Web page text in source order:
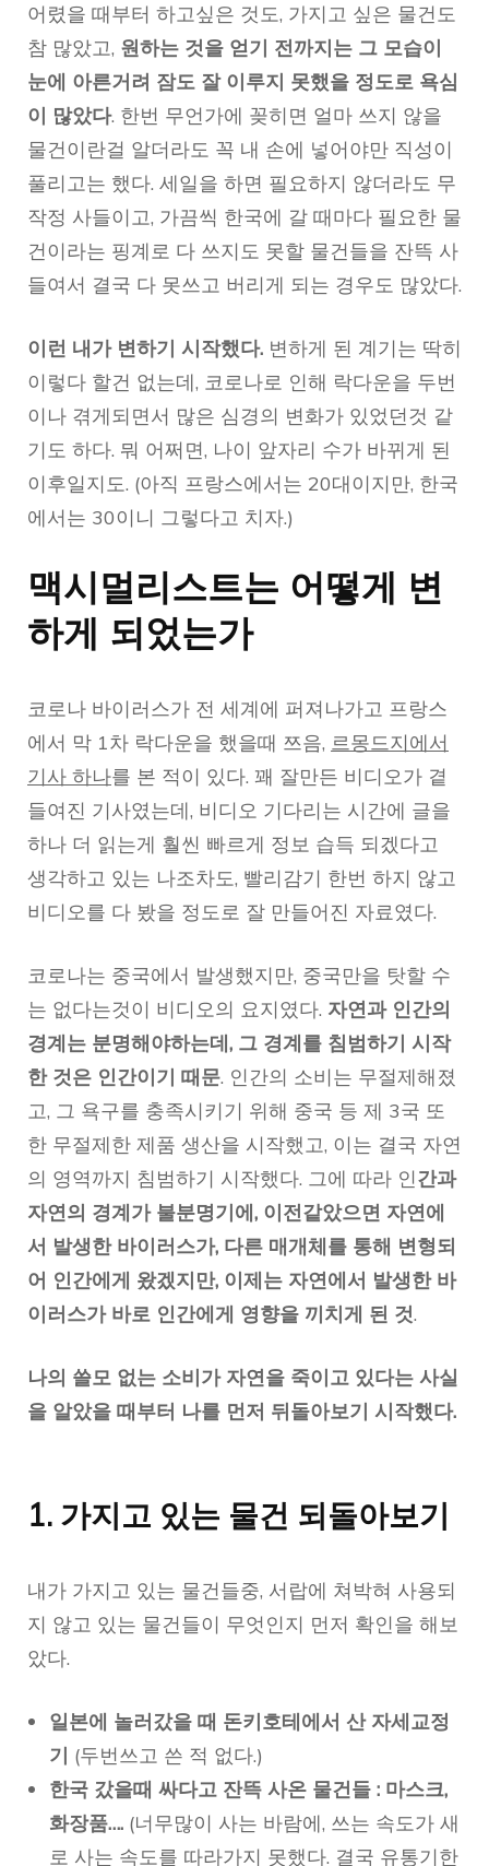
어렸을 때부터 하고싶은 것도, 가지고 싶은 물건도
참 많았고, 원하는 것을 얻기 전까지는 그 모습이
눈에 아른거려 잠도 잘 이루지 못했을 정도로 욕심
이 많았다. 한번 무언가에 꽂히면 얼마 쓰지 않을
물건이란걸 알더라도 꼭 내 손에 넣어야만 직성이
풀리고는 했다. 세일을 하면 필요하지 않더라도 무
작정 사들이고, 가끔씩 한국에 갈 때마다 필요한 물
건이라는 핑계로 다 쓰지도 못할 물건들을 잔뜩 사
들여서 결국 다 못쓰고 버리게 되는 경우도 많았다.
이런 내가 변하기 시작했다. 변하게 된 계기는 딱히
이렇다 할건 없는데, 코로나로 인해 락다운을 두번
이나 겪게되면서 많은 심경의 변화가 있었던것 같
기도 하다. 뭐 어쩌면, 나이 앞자리 수가 바뀌게 된
이후일지도. (아직 프랑스에서는 20대이지만, 한국
에서는 30이니 그렇다고 치자.)
맥시멀리스트는 어떻게 변
하게 되었는가
코로나 바이러스가 전 세계에 퍼져나가고 프랑스
에서 막 1차 락다운을 했을때 쯔음, 르몽드지에서
기사 하나를 본 적이 있다. 꽤 잘만든 비디오가 곁
들여진 기사였는데, 비디오 기다리는 시간에 글을
하나 더 읽는게 훨씬 빠르게 정보 습득 되겠다고
생각하고 있는 나조차도, 빨리감기 한번 하지 않고
비디오를 다 봤을 정도로 잘 만들어진 자료였다.
코로나는 중국에서 발생했지만, 중국만을 탓할 수
는 없다는것이 비디오의 요지였다. 자연과 인간의
경계는 분명해야하는데, 그 경계를 침범하기 시작
한 것은 인간이기 때문. 인간의 소비는 무절제해졌
고, 그 욕구를 충족시키기 위해 중국 등 제 3국 또
한 무절제한 제품 생산을 시작했고, 이는 결국 자연
의 영역까지 침범하기 시작했다. 그에 따라 인간과
자연의 경계가 불분명기에, 이전같았으면 자연에
서 발생한 바이러스가, 다른 매개체를 통해 변형되
어 인간에게 왔겠지만, 이제는 자연에서 발생한 바
이러스가 바로 인간에게 영향을 끼치게 된 것.
나의 쓸모 없는 소비가 자연을 죽이고 있다는 사실
을 알았을 때부터 나를 먼저 뒤돌아보기 시작했다.
1. 가지고 있는 물건 되돌아보기
내가 가지고 있는 물건들중, 서랍에 쳐박혀 사용되
지 않고 있는 물건들이 무엇인지 먼저 확인을 해보
았다.
일본에 놀러갔을 때 돈키호테에서 산 자세교정
기 (두번쓰고 쓴 적 없다.)
한국 갔을때 싸다고 잔뜩 사온 물건들 : 마스크,
화장품…. (너무많이 사는 바람에, 쓰는 속도가 새
로 사는 속도를 따라가지 못했다. 결국 유통기한